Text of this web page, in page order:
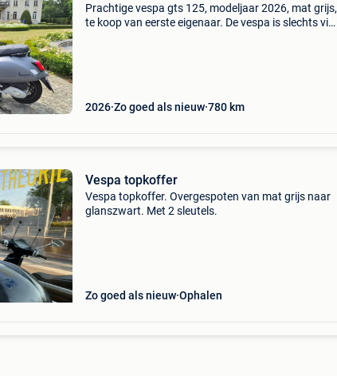
Prachtige vespa gts 125, modeljaar 2026, mat grijs,
te koop van eerste eigenaar. De vespa is slechts vier
2026 Zo goed als nieuw 780 km
Vespa topkoffer
Vespa topkoffer. Overgespoten van mat grijs naar
glanszwart. Met 2 sleutels.
Zo goed als nieuw Ophalen